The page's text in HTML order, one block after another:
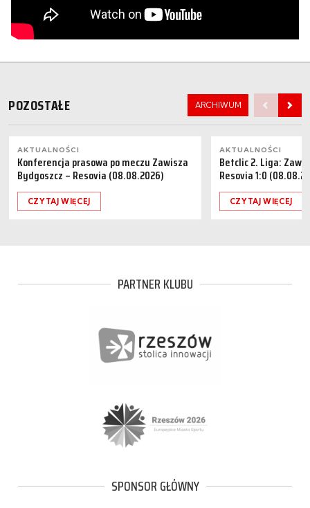
POZOSTAŁE ARCHIWUM
AKTUALNOŚCI
Konferencja prasowa po meczu Zawisza
Bydgoszcz – Resovia (08.08.2026)
CZYTAJ WIĘCEJ
AKTUALNOŚCI
Betclic 2. Liga:
Resovia 1:0
CZYTAJ WIĘCEJ
PARTNER KLUBU
SPONSOR GŁÓWNY